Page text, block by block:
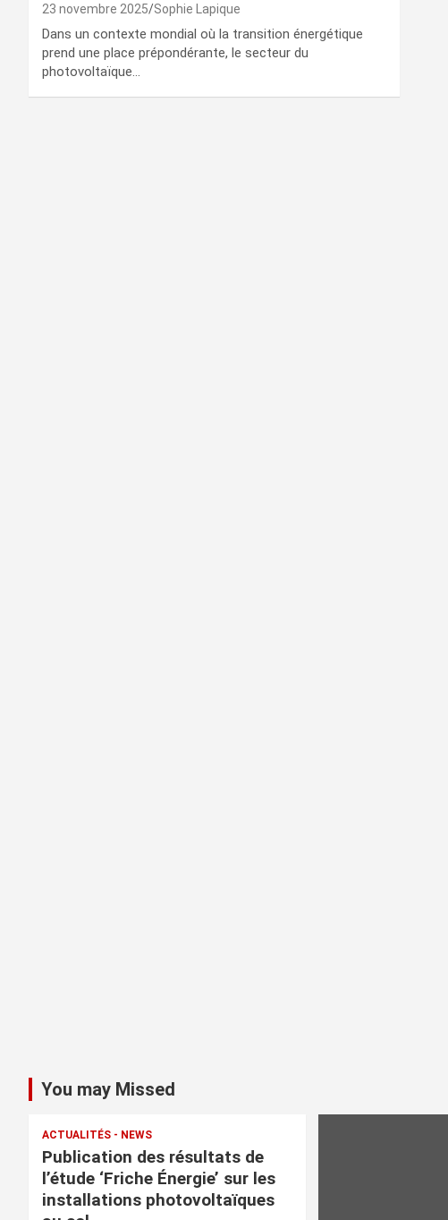
23 novembre 2025 Sophie Lapique
Dans un contexte mondial où la transition énergétique
prend une place prépondérante, le secteur du
photovoltaïque…
You may Missed
ACTUALITÉS - NEWS
Publication des résultats de
l’étude ‘Friche Énergie’ sur les
installations photovoltaïques